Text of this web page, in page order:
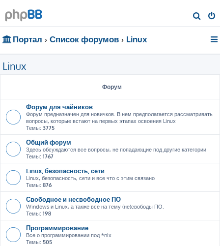
о
Портал Список форумов Linux
Linux
Форум
Форум для чайников
Форум предназначен для новичков. В нем предполагается рассматривать
вопросы, которые встают на первых этапах освоения Linux
Темы: 3775
Общий форум
Здесь обсуждаются все вопросы, не попадающие под другие категории
Темы: 1767
Linux, безопасность, сети
Linux, безопасность, сети и все что с этим связано
Темы: 876
Свободное и несвободное ПО
Windows и Linux, а также все на тему (не)свободы ПО.
Темы: 198
Программирование
Все о программировании под *nix
Темы: 505